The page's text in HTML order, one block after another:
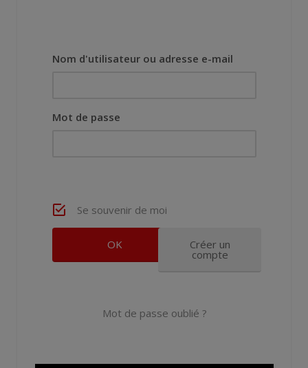
Nom d'utilisateur ou adresse e-mail
Mot de passe
Se souvenir de moi
Créer un
compte
Mot de passe oublié ?